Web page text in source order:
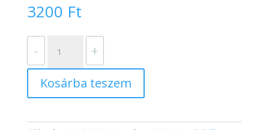
3200 Ft
-
AIRLADE
CANVAS
SALVIA
szalvéta
50db/csomag
+
Kosárba teszem